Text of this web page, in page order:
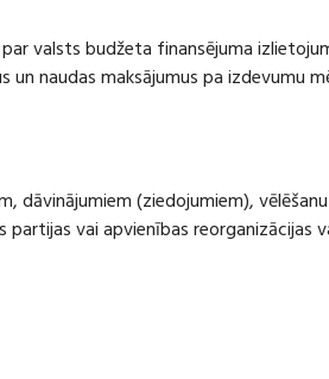
valsts budžeta finansējuma
naudas maksājumus pa izdevumu
dāvinājumiem (ziedojumiem),
vai apvienības reorganizācijas